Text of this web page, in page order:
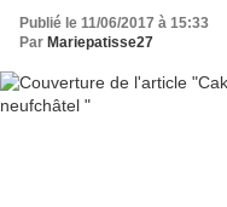
Publié le 11/06/2017 à 15:33
Par Mariepatisse27